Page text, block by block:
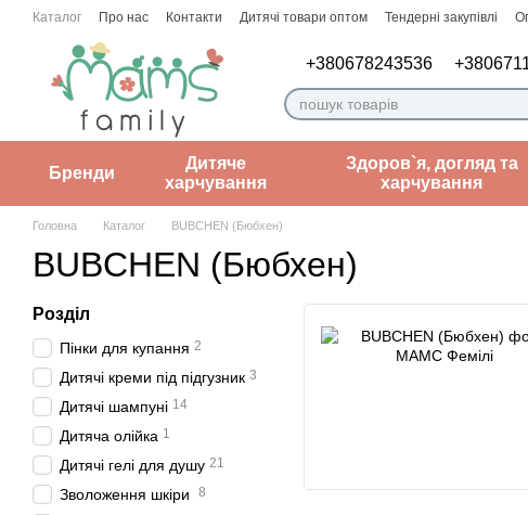
Перейти до основного контенту
Каталог Про нас Контакти Дитячі товари оптом Тендерні закупівлі
+380678243536
Бренди
Дитяче
харчування
Здоров`я, догляд та
харчування
Головна Каталог BUBCHEN (Бюбхен)
BUBCHEN (Бюбхен)
Розділ
Пінки для купання 2
Дитячі креми під підгузник 3
Дитячі шампуні 14
Дитяча олійка 1
Дитячі гелі для душу 21
Зволоження шкіри 8